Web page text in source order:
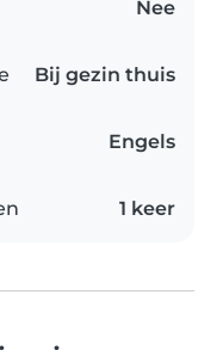
Nee
Bij gezin thuis
Engels
1 keer